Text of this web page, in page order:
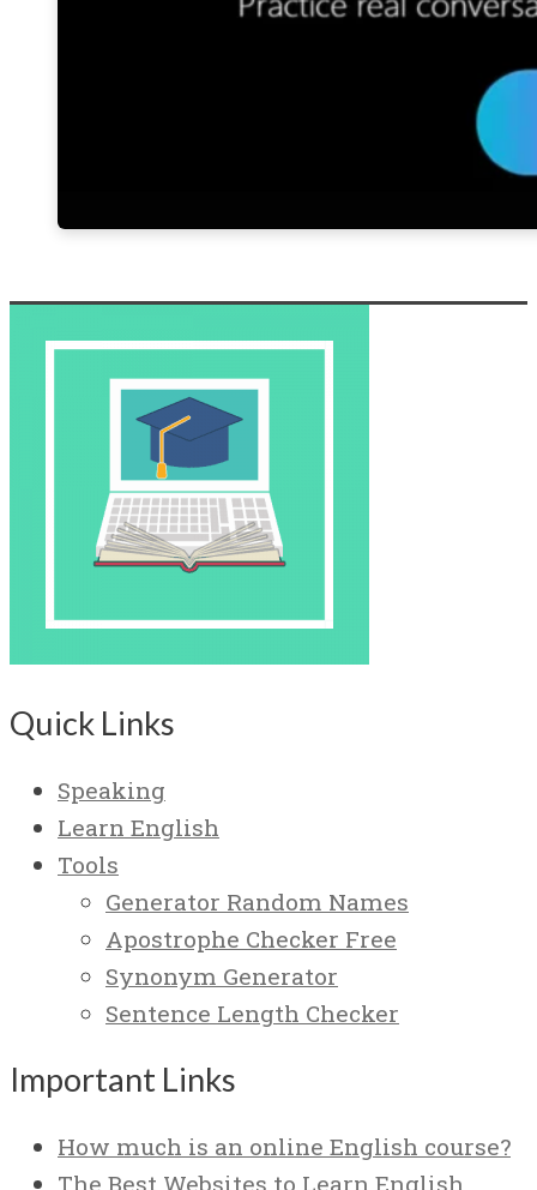
Quick Links
Speaking
Learn English
Tools
Generator Random Names
Apostrophe Checker Free
Synonym Generator
Sentence Length Checker
Important Links
How much is an online English course?
The Best Websites to Learn English